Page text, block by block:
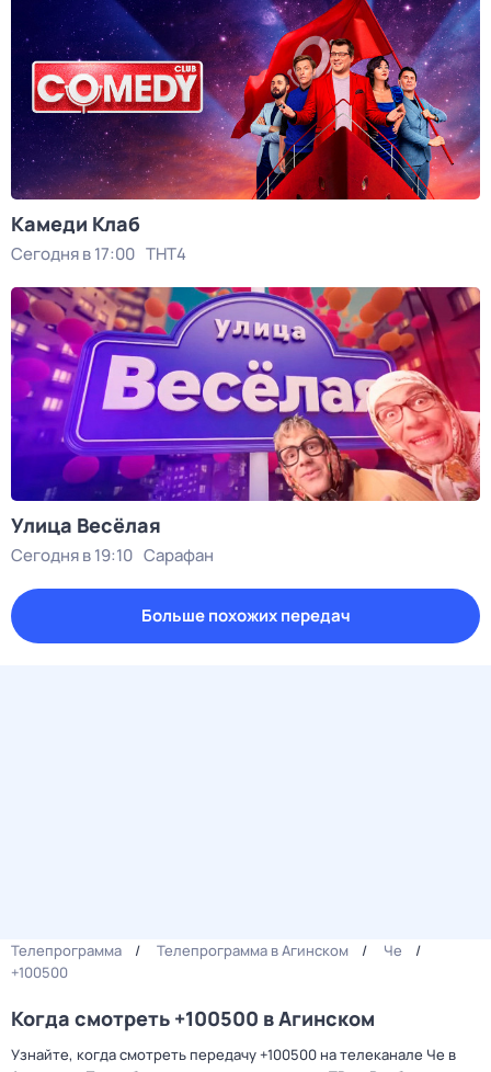
Камеди Клаб
Сегодня в 17:00 ТНТ4
Улица Весёлая
Сегодня в 19:10 Сарафан
Больше похожих передач
Телепрограмма Телепрограмма в Агинском
Че
+100500
Когда смотреть +100500 в Агинском
Узнайте, когда смотреть передачу +100500 на телеканале Че в